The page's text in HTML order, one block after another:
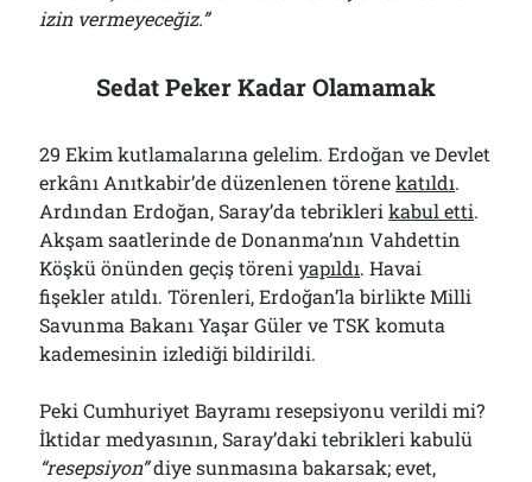
izin vermeyeceğiz.”
Sedat Peker Kadar Olamamak
29 Ekim kutlamalarına gelelim. Erdoğan ve Devlet
erkânı Anıtkabir’de düzenlenen törenekatıldı.
Ardından Erdoğan, Saray’da tebriklerikabul etti.
Akşam saatlerinde de Donanma’nın Vahdettin
Köşkü önünden geçiş töreniyapıldı. Havai
fişekler atıldı. Törenleri, Erdoğan’la birlikte Milli
Savunma Bakanı Yaşar Güler ve TSK komuta
kademesinin izlediği bildirildi.
Peki Cumhuriyet Bayramı resepsiyonu verildi mi?
İktidar medyasının, Saray’daki tebrikleri kabulü
“resepsiyon”diye sunmasına bakarsak; evet,